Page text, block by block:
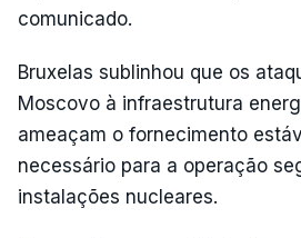
comunicado.
Bruxelas sublinhou que os
Moscovo à infraestrutura
ameaçam o fornecimento
necessário para a operação
instalações nucleares.